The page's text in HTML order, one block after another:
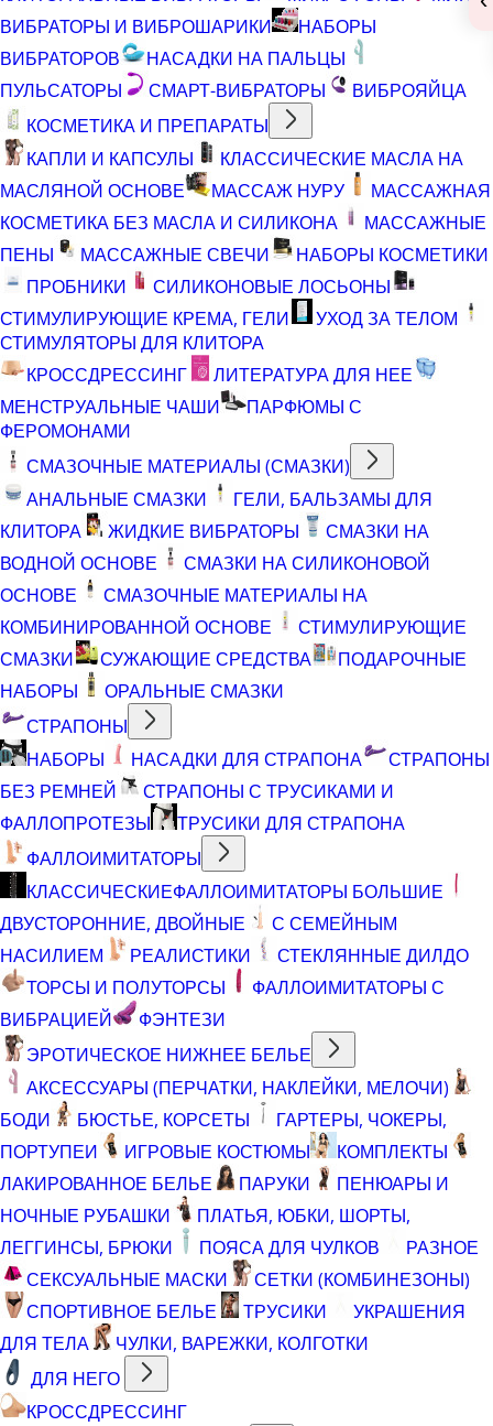
ВИБРАТОРЫ И ВИБРОШАРИКИ
НАБОРЫ
ВИБРАТОРОВ
НАСАДКИ НА ПАЛЬЦЫ
ПУЛЬСАТОРЫ
СМАРТ-ВИБРАТОРЫ
ВИБРОЯЙЦА
КОСМЕТИКА И ПРЕПАРАТЫ
КАПЛИ И КАПСУЛЫ
КЛАССИЧЕСКИЕ МАСЛА НА
МАСЛЯНОЙ ОСНОВЕ
МАССАЖ НУРУ
МАССАЖНАЯ
КОСМЕТИКА БЕЗ МАСЛА И СИЛИКОНА
МАССАЖНЫЕ
ПЕНЫ
МАССАЖНЫЕ СВЕЧИ
НАБОРЫ КОСМЕТИКИ
ПРОБНИКИ
СИЛИКОНОВЫЕ ЛОСЬОНЫ
СТИМУЛИРУЮЩИЕ КРЕМА, ГЕЛИ
УХОД ЗА ТЕЛОМ
СТИМУЛЯТОРЫ ДЛЯ КЛИТОРА
КРОССДРЕССИНГ
ЛИТЕРАТУРА ДЛЯ НЕЕ
МЕНСТРУАЛЬНЫЕ ЧАШИ
ПАРФЮМЫ С
ФЕРОМОНАМИ
СМАЗОЧНЫЕ МАТЕРИАЛЫ (СМАЗКИ)
АНАЛЬНЫЕ СМАЗКИ
ГЕЛИ, БАЛЬЗАМЫ ДЛЯ
КЛИТОРА
ЖИДКИЕ ВИБРАТОРЫ
СМАЗКИ НА
ВОДНОЙ ОСНОВЕ
СМАЗКИ НА СИЛИКОНОВОЙ
ОСНОВЕ
СМАЗОЧНЫЕ МАТЕРИАЛЫ НА
КОМБИНИРОВАННОЙ ОСНОВЕ
СТИМУЛИРУЮЩИЕ
СМАЗКИ
СУЖАЮЩИЕ СРЕДСТВА
ПОДАРОЧНЫЕ
НАБОРЫ
ОРАЛЬНЫЕ СМАЗКИ
СТРАПОНЫ
НАБОРЫ
НАСАДКИ ДЛЯ СТРАПОНА
СТРАПОНЫ
БЕЗ РЕМНЕЙ
СТРАПОНЫ С ТРУСИКАМИ И
ФАЛЛОПРОТЕЗЫ
ТРУСИКИ ДЛЯ СТРАПОНА
ФАЛЛОИМИТАТОРЫ
КЛАССИЧЕСКИЕФАЛЛОИМИТАТОРЫ БОЛЬШИЕ
ДВУСТОРОННИЕ, ДВОЙНЫЕ
С СЕМЕЙНЫМ
НАСИЛИЕМ
РЕАЛИСТИКИ
СТЕКЛЯННЫЕ ДИЛДО
ТОРСЫ И ПОЛУТОРСЫ
ФАЛЛОИМИТАТОРЫ С
ВИБРАЦИЕЙ
ФЭНТЕЗИ
ЭРОТИЧЕСКОЕ НИЖНЕЕ БЕЛЬЕ
АКСЕССУАРЫ (ПЕРЧАТКИ, НАКЛЕЙКИ, МЕЛОЧИ)
БОДИ
БЮСТЬЕ, КОРСЕТЫ
ГАРТЕРЫ, ЧОКЕРЫ,
ПОРТУПЕИ
ИГРОВЫЕ КОСТЮМЫ
КОМПЛЕКТЫ
ЛАКИРОВАННОЕ БЕЛЬЕ
ПАРУКИ
ПЕНЮАРЫ И
НОЧНЫЕ РУБАШКИ
ПЛАТЬЯ, ЮБКИ, ШОРТЫ,
ЛЕГГИНСЫ, БРЮКИ
ПОЯСА ДЛЯ ЧУЛКОВ
РАЗНОЕ
СЕКСУАЛЬНЫЕ МАСКИ
СЕТКИ (КОМБИНЕЗОНЫ)
СПОРТИВНОЕ БЕЛЬЕ
ТРУСИКИ
УКРАШЕНИЯ
ДЛЯ ТЕЛА
ЧУЛКИ, ВАРЕЖКИ, КОЛГОТКИ
ДЛЯ НЕГО
КРОССДРЕССИНГ